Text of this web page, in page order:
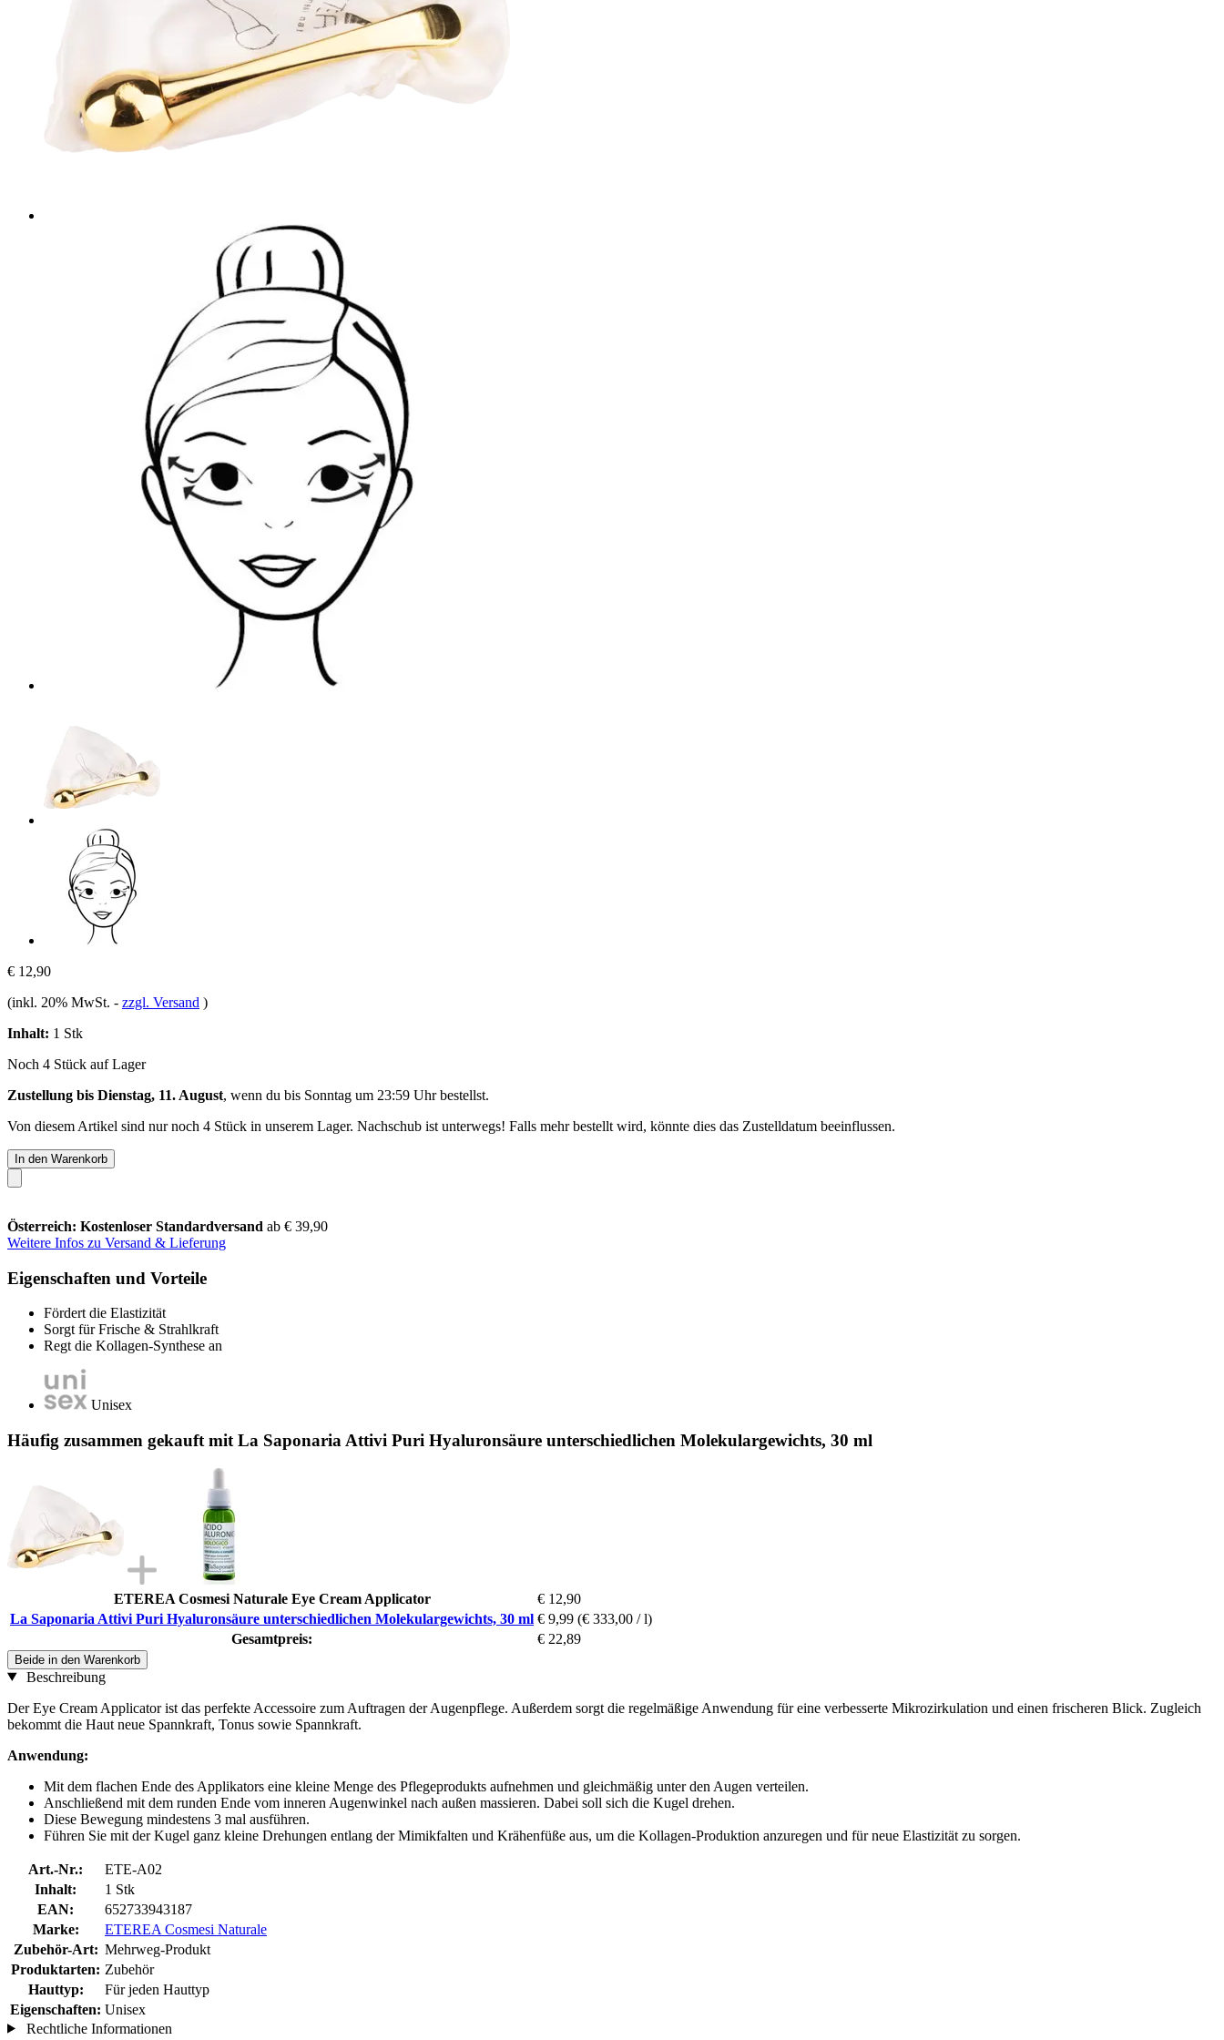
€ 12,90
(inkl. 20% MwSt. - zzgl. Versand )
Inhalt: 1 Stk
Noch 4 Stück auf Lager
Zustellung bis Dienstag, 11. August, wenn du bis Sonntag um 23:59 Uhrbestellst.
Von diesem Artikel sind nur noch 4 Stück in unserem Lager. Nachschub ist unterwegs! Falls mehr bestellt wird, könnte dies das Zustelldatum beeinflussen.
In den Warenkorb
Österreich: Kostenloser Standardversand ab € 39,90
Weitere Infos zu Versand & Lieferung
Eigenschaften und Vorteile
Fördert die Elastizität
Sorgt für Frische & Strahlkraft
Regt die Kollagen-Synthese an
Unisex
Häufig zusammen gekauft mit La Saponaria Attivi Puri Hyaluronsäure unterschiedlichen Molekulargewichts, 30 ml
ETEREA Cosmesi Naturale Eye Cream Applicator
€ 12,90
La Saponaria Attivi Puri Hyaluronsäure unterschiedlichen Molekulargewichts, 30 ml € 9,99 (€ 333,00 / l)
Gesamtpreis:
€ 22,89
Beide in den Warenkorb
Beschreibung
Der Eye Cream Applicator ist das perfekte Accessoire zum Auftragen der Augenpflege. Außerdem sorgt die regelmäßige Anwendung für eine verbesserte Mikrozirkulation und einen frischeren Blick. Zugleich
bekommt die Haut neue Spannkraft, Tonus sowie Spannkraft.
Anwendung:
Mit dem flachen Ende des Applikators eine kleine Menge des Pflegeprodukts aufnehmen und gleichmäßig unter den Augen verteilen.
Anschließend mit dem runden Ende vom inneren Augenwinkel nach außen massieren. Dabei soll sich die Kugel drehen.
Diese Bewegung mindestens 3 mal ausführen.
Führen Sie mit der Kugel ganz kleine Drehungen entlang der Mimikfalten und Krähenfüße aus, um die Kollagen-Produktion anzuregen und für neue Elastizität zu sorgen.
Art.-Nr.:
ETE-A02
Inhalt:
1 Stk
EAN:
652733943187
Marke:
ETEREA Cosmesi Naturale
Zubehör-Art: Mehrweg-Produkt
Produktarten: Zubehör
Hauttyp:
Für jeden Hauttyp
Eigenschaften: Unisex
Rechtliche Informationen